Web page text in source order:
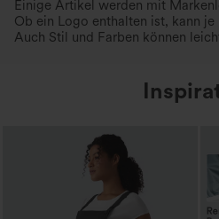
Einige Artikel werden mit
Ob ein Logo enthalten ist, kann
Auch Stil und Farben können